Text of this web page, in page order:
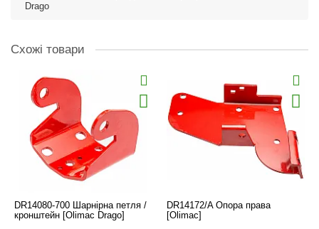
Drago
Схожі товари
DR14080-700 Шарнірна петля /
кронштейн [Olimac Drago]
DR14172/A Опора права
[Olimac]